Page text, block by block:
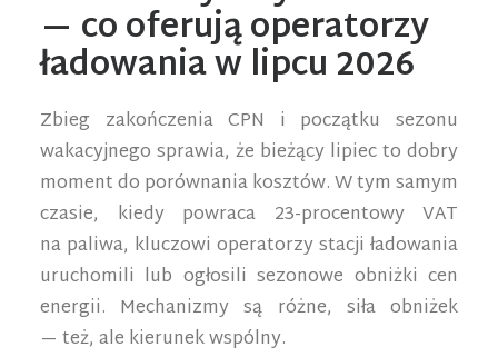
— co oferują operatorzy
ładowania w lipcu 2026
Zbieg zakończenia CPN i początku sezonu
wakacyjnego sprawia, że bieżący lipiec to dobry
moment do porównania kosztów. W tym samym
czasie, kiedy powraca 23-procentowy VAT
na paliwa, kluczowi operatorzy stacji ładowania
uruchomili lub ogłosili sezonowe obniżki cen
energii. Mechanizmy są różne, siła obniżek
— też, ale kierunek wspólny.